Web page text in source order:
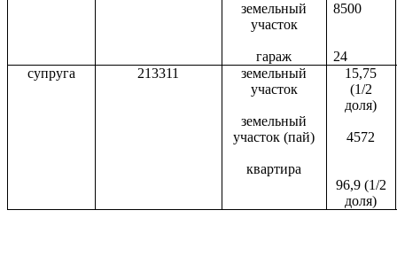
земельный
участок
гараж
8500
24
супруга
213311
земельный
участок
земельный
участок (пай)
квартира
15,75
(1/2
доля)
4572
96,9 (1/2
доля)